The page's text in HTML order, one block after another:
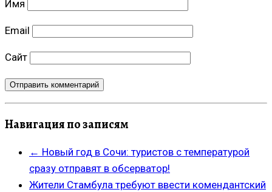
Имя
Email
Сайт
Навигация по записям
← Новый год в Сочи: туристов с температурой
сразу отправят в обсерватор!
Жители Стамбула требуют ввести комендантский